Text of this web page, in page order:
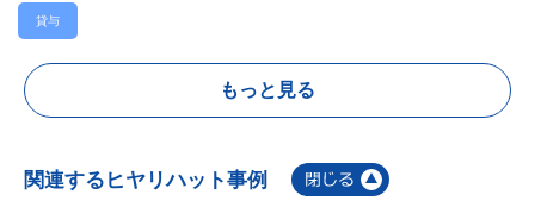
貸与
もっと見る
関連するヒヤリハット事例